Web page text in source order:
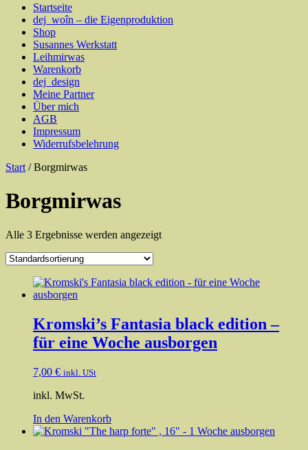
Startseite
dej_woîn – die Eigenproduktion
Shop
Susannes Werkstatt
Leihmirwas
Warenkorb
dej_design
Meine Partner
Über mich
AGB
Impressum
Widerrufsbelehrung
Start / Borgmirwas
Borgmirwas
Alle 3 Ergebnisse werden angezeigt
Kromski’s Fantasia black edition –
für eine Woche ausborgen
7,00 € inkl. USt
inkl. MwSt.
In den Warenkorb